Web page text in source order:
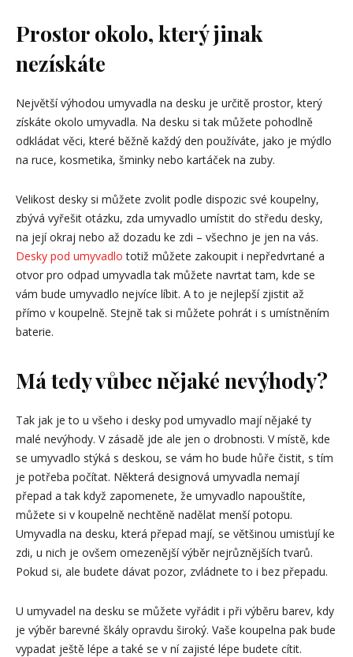
Prostor okolo, který jinak
nezískáte
Největší výhodou umyvadla na desku je určitě prostor, který
získáte okolo umyvadla. Na desku si tak můžete pohodlně
odkládat věci, které běžně každý den používáte, jako je mýdlo
na ruce, kosmetika, šminky nebo kartáček na zuby.
Velikost desky si můžete zvolit podle dispozic své koupelny,
zbývá vyřešit otázku, zda umyvadlo umístit do středu desky,
na její okraj nebo až dozadu ke zdi – všechno je jen na vás.
Desky pod umyvadlo totiž můžete zakoupit i nepředvrtané a
otvor pro odpad umyvadla tak můžete navrtat tam, kde se
vám bude umyvadlo nejvíce líbit. A to je nejlepší zjistit až
přímo v koupelně. Stejně tak si můžete pohrát i s umístněním
baterie.
Má tedy vůbec nějaké nevýhody?
Tak jak je to u všeho i desky pod umyvadlo mají nějaké ty
malé nevýhody. V zásadě jde ale jen o drobnosti. V místě, kde
se umyvadlo stýká s deskou, se vám ho bude hůře čistit, s tím
je potřeba počítat. Některá designová umyvadla nemají
přepad a tak když zapomenete, že umyvadlo napouštíte,
můžete si v koupelně nechtěně nadělat menší potopu.
Umyvadla na desku, která přepad mají, se většinou umisťují ke
zdi, u nich je ovšem omezenější výběr nejrůznějších tvarů.
Pokud si, ale budete dávat pozor, zvládnete to i bez přepadu.
U umyvadel na desku se můžete vyřádit i při výběru barev, kdy
je výběr barevné škály opravdu široký. Vaše koupelna pak bude
vypadat ještě lépe a také se v ní zajisté lépe budete cítit.